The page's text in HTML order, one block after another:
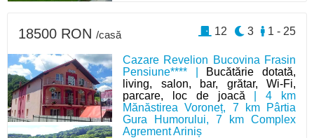
Cazare Revelion Bucovina Frasin
Pensiune**** | Bucătărie dotată,
living, salon, bar, grătar, Wi-Fi,
parcare, loc de joacă | 4 km
Mănăstirea Voroneț, 7 km Pârtia
Gura Humorului, 7 km Complex
Agrement Ariniș
18500 RON /casă 1 - 25
3
12